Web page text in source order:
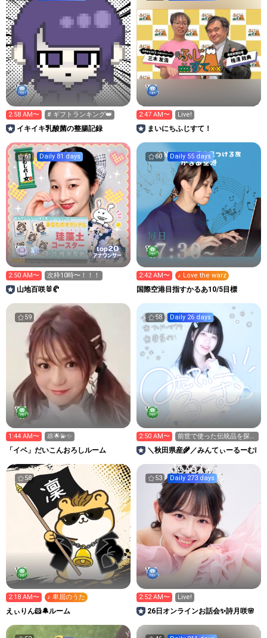
2:58 AM〜 # ギフトランキング👑
イキイキ乳酸菌の整腸記録
2:47 AM〜 Live!
まいにちふじすて！
61 Daily 81 days
top20
アナウンサー
2:50 AM〜 次枠10時〜！！！
山地百咲🐰🥐
60 Daily 55 days
2:42 AM〜 ♪ Love the warz
国際空港目指すかるあ10/5目標
59
1:44 AM〜 💩🌟💫✨️
「イベ」だいこんおろしルーム
58 Daily 26 days
2:50 AM〜
前世で使った伝統品を探し
ます
＼秋田県産🌾／みんてぃーるーむ❕
58
2:18 AM〜 ♪ 卑屈のうた
えぃりん‪🐹🔔ルーム
53 Daily 273 days
2:52 AM〜 Live!
26日オンラインお話会✨詩月咲🌸